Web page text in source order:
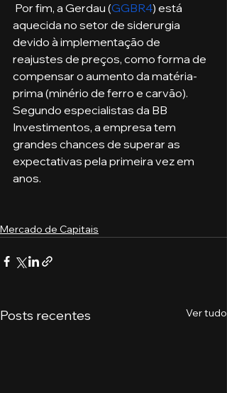
Por fim, a Gerdau (GGBR4) está
aquecida no setor de siderurgia
devido à implementação de
reajustes de preços, como forma de
compensar o aumento da matéria-
prima (minério de ferro e carvão).
Segundo especialistas da BB
Investimentos, a empresa tem
grandes chances de superar as
expectativas pela primeira vez em
anos.
Mercado de Capitais
Posts recentes Ver tudo